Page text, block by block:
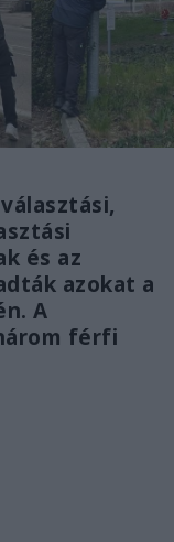
és az
azokat a
A
férfi